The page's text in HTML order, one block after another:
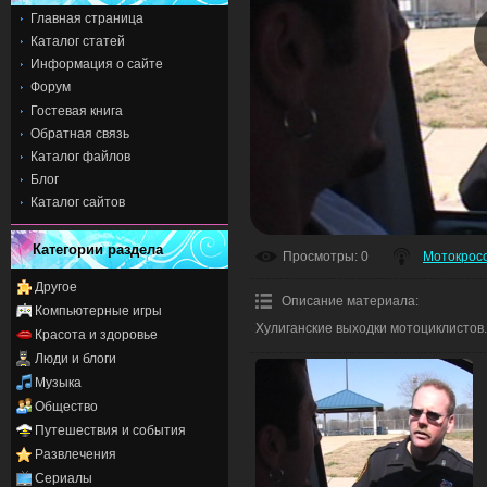
Главная страница
Каталог статей
Информация о сайте
Форум
Гостевая книга
Обратная связь
Каталог файлов
Блог
Каталог сайтов
Категории раздела
Другое
Компьютерные игры
Красота и здоровье
Люди и блоги
Музыка
Общество
Путешествия и события
Развлечения
Сериалы
Просмотры: 0
Описание материала:
Хулиганские выходки мотоциклистов.